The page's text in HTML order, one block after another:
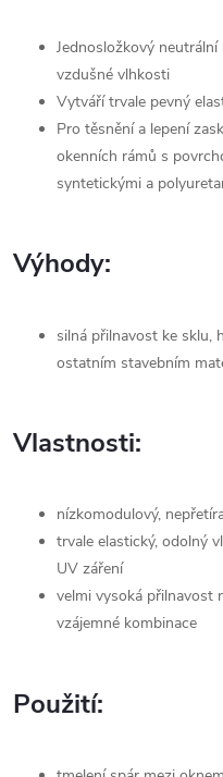
Jednosložkový
vzdušné vlhkosti
Vytváří trvale pevný
Pro těsnění a lepení
okenních rámů s
syntetickými a
Výhody:
silná přilnavost ke sklu,
ostatním stavebním
Vlastnosti:
nízkomodulový,
trvale elastický, odolný
UV záření
velmi vysoká přilnavost
vzájemné kombinace
Použití: